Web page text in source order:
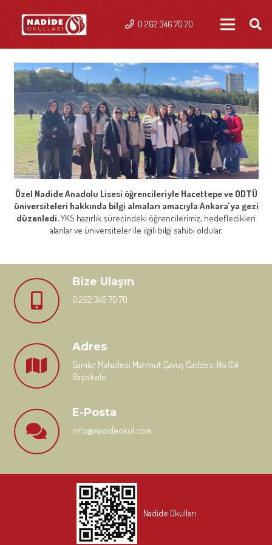
0 262 346 70 70
Özel Nadide Anadolu Lisesi öğrencileriyle Hacettepe ve ODTÜ
üniversiteleri hakkında bilgi almaları amacıyla Ankara’ya gezi
düzenledi.YKS hazırlık sürecindeki öğrencilerimiz, hedefledikleri
alanlar ve üniversiteler ile ilgili bilgi sahibi oldular.
Bize Ulaşın
0 262 346 70 70
Adres
Damlar Mahallesi Mahmut Çavuş Caddesi No 104
Başiskele
E-Posta
info@nadideokul.com
Nadide Okulları